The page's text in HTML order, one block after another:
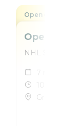
Open Dag
NHL Stenden
7 november
10:00 -
Groningen
Open dag /